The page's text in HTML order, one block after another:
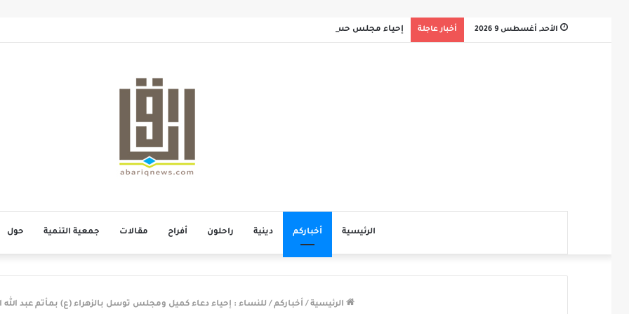
الأحد, أغسطس 9 2026 أخبار عاجلة إحياء مجلس حسيني بمأتم الحاج أحمد منصور الخميس
الرئيسية أخباركم دينية راحلون أفراح مقالات جمعية التنمية حول
الرئيسية / أخباركم / للنساء : إحياء دعاء كميل ومجلس توسل بالزهراء (ع) بمأتم عبد الله